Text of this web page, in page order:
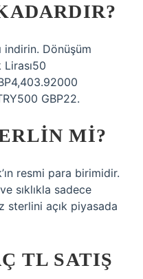
indirin. Dönüşüm
GBP22.
MI?
resmi para birimidir.
sıklıkla sadece
sterlini açık piyasada
TL SATIŞ